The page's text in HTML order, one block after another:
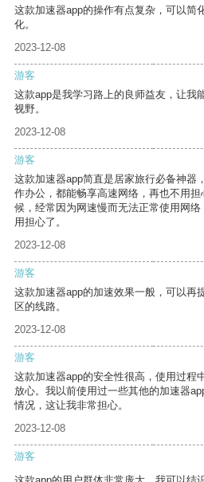
这款加速器app的操作有点复杂，可以简
化。
2023-12-08
游客
这款app是我学习路上的良师益友，让我
视野。
2023-12-08
游客
这款加速器app简直是居家旅行必备神器
作办公，都能畅享高速网络，再也不用
候，经常因为网速慢而无法正常使用网
用担心了。
2023-12-08
游客
这款加速器app的加速效果一般，可以再
区的线路。
2023-12-08
游客
这款加速器app的安全性很高，使用过程
放心。我以前使用过一些其他的加速器
情况，这让我非常担心。
2023-12-08
游客